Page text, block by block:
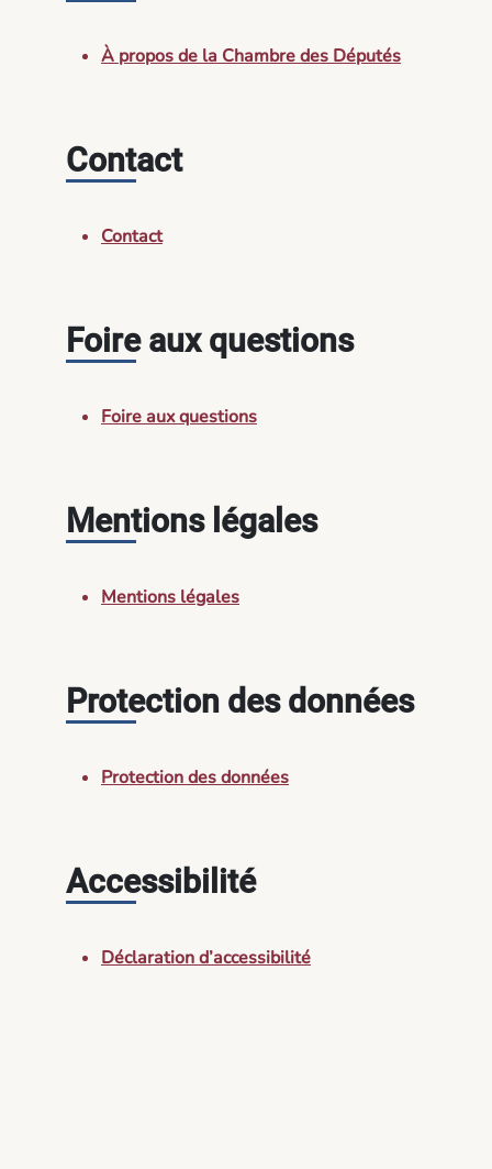
À propos de la Chambre des Députés
Contact
Contact
Foire aux questions
Foire aux questions
Mentions légales
Mentions légales
Protection des données
Protection des données
Accessibilité
Déclaration d’accessibilité